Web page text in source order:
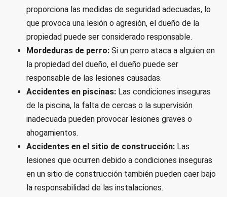
proporciona las medidas de seguridad adecuadas, lo
que provoca una lesión o agresión, el dueño de la
propiedad puede ser considerado responsable.
Mordeduras de perro: Si un perro ataca a alguien en
la propiedad del dueño, el dueño puede ser
responsable de las lesiones causadas.
Accidentes en piscinas: Las condiciones inseguras
de la piscina, la falta de cercas o la supervisión
inadecuada pueden provocar lesiones graves o
ahogamientos.
Accidentes en el sitio de construcción: Las
lesiones que ocurren debido a condiciones inseguras
en un sitio de construcción también pueden caer bajo
la responsabilidad de las instalaciones.